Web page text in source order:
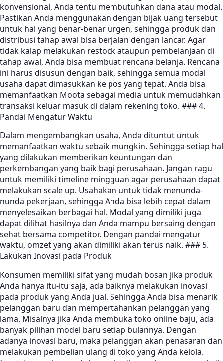
konvensional, Anda tentu membutuhkan dana atau modal.
Pastikan Anda menggunakan dengan bijak uang tersebut
untuk hal yang benar-benar urgen, sehingga produk dan
distribusi tahap awal bisa berjalan dengan lancar. Agar
tidak kalap melakukan restock ataupun pembelanjaan di
tahap awal, Anda bisa membuat rencana belanja. Rencana
ini harus disusun dengan baik, sehingga semua modal
usaha dapat dimasukkan ke pos yang tepat. Anda bisa
memanfaatkan Moota sebagai media untuk memudahkan
transaksi keluar masuk di dalam rekening toko. ### 4.
Pandai Mengatur Waktu
Dalam mengembangkan usaha, Anda dituntut untuk
memanfaatkan waktu sebaik mungkin. Sehingga setiap hal
yang dilakukan memberikan keuntungan dan
perkembangan yang baik bagi perusahaan. Jangan ragu
untuk memiliki timeline mingguan agar perusahaan dapat
melakukan scale up. Usahakan untuk tidak menunda-
nunda pekerjaan, sehingga Anda bisa lebih cepat dalam
menyelesaikan berbagai hal. Modal yang dimiliki juga
dapat dilihat hasilnya dan Anda mampu bersaing dengan
sehat bersama competitor. Dengan pandai mengatur
waktu, omzet yang akan dimiliki akan terus naik. ### 5.
Lakukan Inovasi pada Produk
Konsumen memiliki sifat yang mudah bosan jika produk
Anda hanya itu-itu saja, ada baiknya melakukan inovasi
pada produk yang Anda jual. Sehingga Anda bisa menarik
pelanggan baru dan mempertahankan pelanggan yang
lama. Misalnya jika Anda membuka toko online baju, ada
banyak pilihan model baru setiap bulannya. Dengan
adanya inovasi baru, maka pelanggan akan penasaran dan
melakukan pembelian ulang di toko yang Anda kelola.